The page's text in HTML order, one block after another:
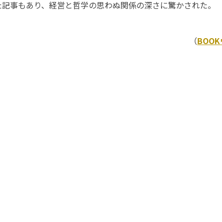
事もあり、経営と哲学の思わぬ関係の深さに驚かされた。
（